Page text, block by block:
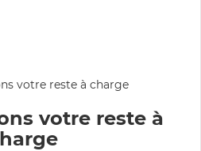
votre reste à